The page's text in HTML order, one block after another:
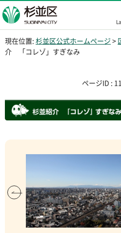
杉並区
現在位置: 杉並区公式ホームページ >
介 「コレゾ」すぎなみ
ページID :